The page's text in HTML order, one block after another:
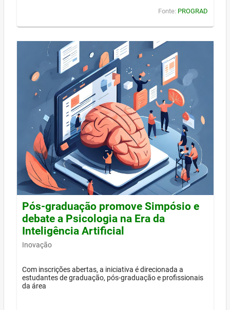
Fonte: PROGRAD
Pós-graduação promove Simpósio e
debate a Psicologia na Era da
Inteligência Artificial
Inovação
Com inscrições abertas, a iniciativa é direcionada a
estudantes de graduação, pós-graduação e profissionais
da área